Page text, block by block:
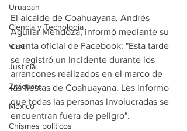
Uruapan
Ciencia y Tecnología
Viral
Justicia
Zitácuaro
México
Chismes políticos
El alcalde de Coahuayana, Andrés
Aguilar Mendoza, informó mediante su
cuenta oficial de Facebook: "Esta tarde
se registró un incidente durante los
arrancones realizados en el marco de
las fiestas de Coahuayana. Les informo
que todas las personas involucradas se
encuentran fuera de peligro".